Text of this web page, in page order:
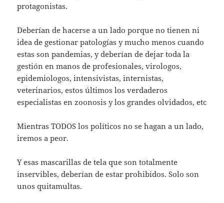
protagonistas.
Deberían de hacerse a un lado porque no tienen ni
idea de gestionar patologías y mucho menos cuando
estas son pandemias, y deberían de dejar toda la
gestión en manos de profesionales, virologos,
epidemiologos, intensivistas, internistas,
veterinarios, estos últimos los verdaderos
especialistas en zoonosis y los grandes olvidados, etc
Mientras TODOS los políticos no se hagan a un lado,
iremos a peor.
Y esas mascarillas de tela que son totalmente
inservibles, deberían de estar prohibidos. Solo son
unos quitamultas.